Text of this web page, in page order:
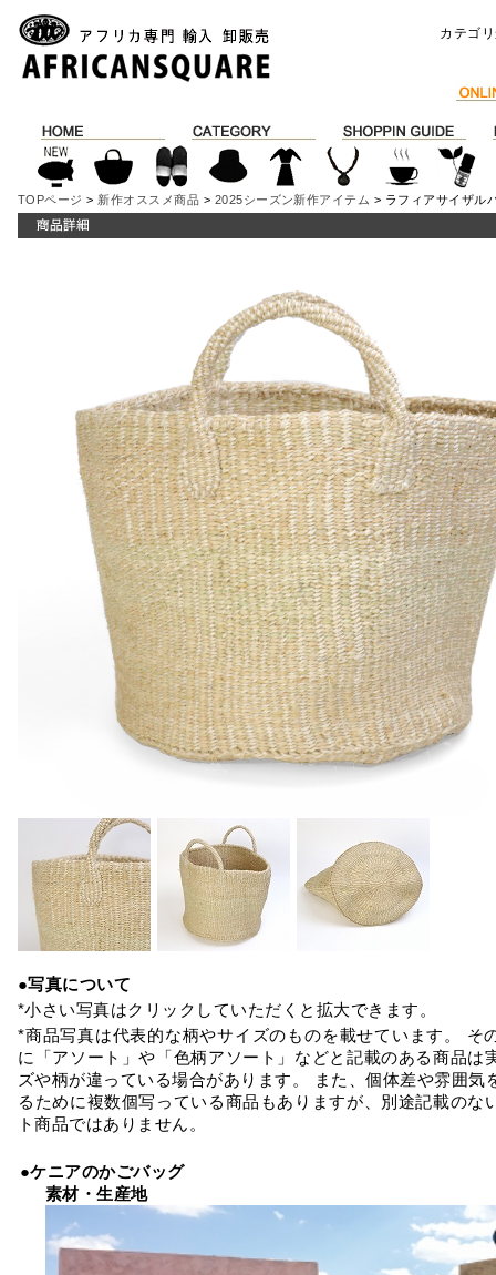
カテゴ
TOPページ > 新作オススメ商品 > 2025シーズン新作アイテム > ラフィアサイザル
●写真について
*小さい写真はクリックしていただくと拡大できます。
*商品写真は代表的な柄やサイズのものを載せています。 そ
に「アソート」や「色柄アソート」などと記載のある商品は
ズや柄が違っている場合があります。 また、個体差や雰囲気
るために複数個写っている商品もありますが、別途記載のな
ト商品ではありません。
●ケニアのかごバッグ
素材・生産地